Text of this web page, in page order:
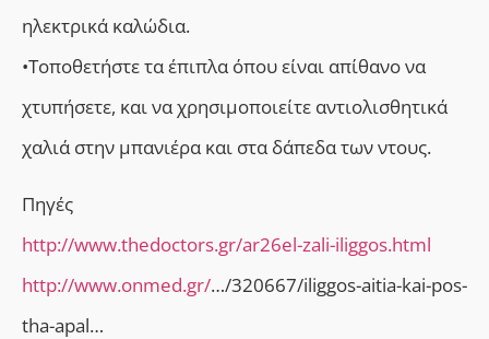
ηλεκτρικά καλώδια.
•Τοποθετήστε τα έπιπλα όπου είναι απίθανο να
χτυπήσετε, και να χρησιμοποιείτε αντιολισθητικά
χαλιά στην μπανιέρα και στα δάπεδα των ντους.
Πηγές
http://www.thedoctors.gr/ar26el-zali-iliggos.html
http://www.onmed.gr/…/320667/iliggos-aitia-kai-pos-
tha-apal…